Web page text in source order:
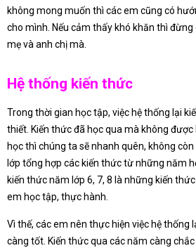
không mong muốn thì các em cũng có
cho mình. Nếu cảm thấy khó khăn thì đừng
mẹ và anh chị mà.
Hệ thống kiến thức
Trong thời gian học tập, việc hệ thống lại
thiết. Kiến thức đã học qua mà không
học thì chúng ta sẽ nhanh quên, không
lớp tổng hợp các kiến thức từ những năm
kiến thức năm lớp 6, 7, 8 là những kiến
em học tập, thực hành.
Vì thế, các em nên thực hiện việc hệ thống
càng tốt. Kiến thức qua các năm càng